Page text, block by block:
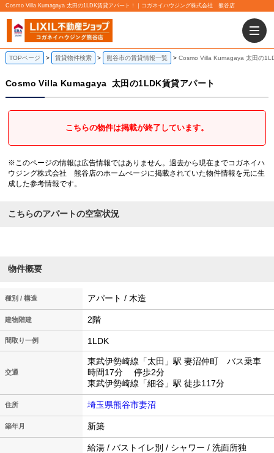
Cosmo Villa Kumagaya 太田の1LDK賃貸アパート！｜コガネイハウジング株式会社 熊谷店
TOPページ 賃貸物件検索 熊谷市の賃貸情報一覧 Cosmo Villa Kumagaya 太田の
Cosmo Villa Kumagaya 太田の1LDK賃貸アパート
こちらの物件は掲載が終了しています。
※このページの情報は広告情報ではありません。過去から現在までコガネイハ
ウジング株式会社 熊谷店のホームぺージに掲載されていた物件情報を元に生
成した参考情報です。
こちらのアパートの空室状況
物件概要
種別 / 構造 アパート / 木造
建物階建 2階
間取り一例 1LDK
交通
東武伊勢崎線「太田」駅 妻沼仲町 バス乗車
時間17分 停歩2分
東武伊勢崎線「細谷」駅 徒歩117分
住所 埼玉県熊谷市妻沼
築年月 新築
給湯 / バストイレ別 / シャワー / 洗面所独